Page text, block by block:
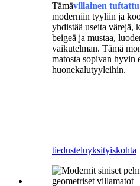
Tämävillainen
moderniin tyyliin ja
yhdistää useita värejä,
beigeä ja mustaa,
vaikutelman. Tämä
matosta sopivan hyvin
huonekalutyyleihin.
tiedusteluyksityiskohta